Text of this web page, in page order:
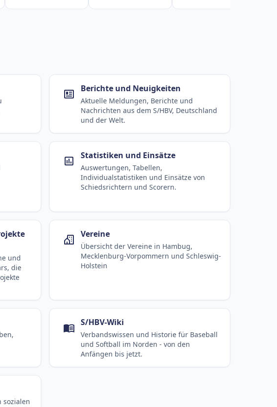
Berichte und Neuigkeiten
Aktuelle Meldungen, Berichte und
Nachrichten aus dem S/HBV, Deutschland
und der Welt.
Statistiken und Einsätze
Auswertungen, Tabellen,
Individualstatistiken und Einsätze von
Schiedsrichtern und Scorern.
und
die
Vereine
Übersicht der Vereine in Hambug,
Mecklenburg-Vorpommern und Schleswig-
Holstein
S/HBV-Wiki
Verbandswissen und Historie für Baseball
und Softball im Norden - von den
Anfängen bis jetzt.
sozialen